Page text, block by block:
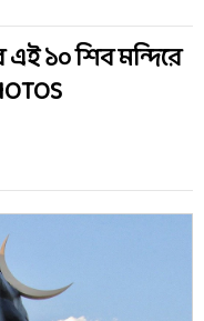
১০ শিব মন্দিরে